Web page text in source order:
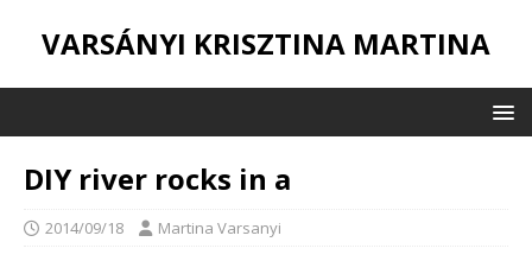
VARSÁNYI KRISZTINA MARTINA
DIY river rocks in a
2014/09/18 Martina Varsanyi